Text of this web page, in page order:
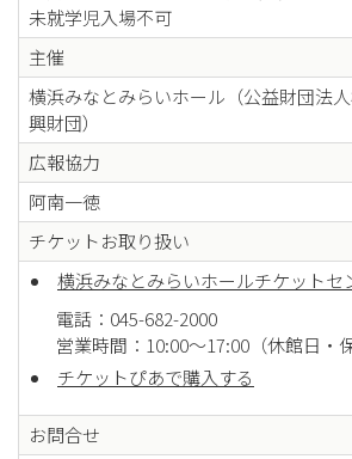
未就学児入場不可
主催
横浜みなとみらいホール（公益財団法
興財団）
広報協力
阿南一徳
チケットお取り扱い
横浜みなとみらいホールチケットセ
電話：045-682-2000
営業時間：10:00～17:00（休館日・
チケットぴあで購入する
お問合せ